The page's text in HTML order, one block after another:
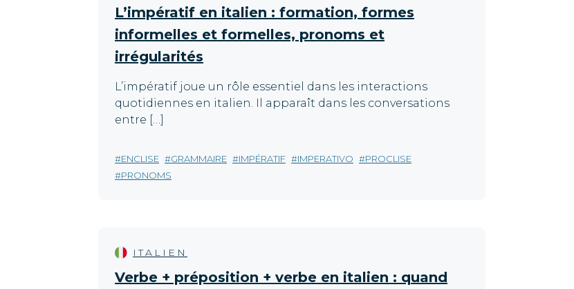
L’impératif en italien : formation, formes
informelles et formelles, pronoms et
irrégularités
L’impératif joue un rôle essentiel dans les interactions
quotidiennes en italien. Il apparaît dans les conversations
entre […]
ENCLISE GRAMMAIRE IMPÉRATIF IMPERATIVO
PROCLISE
PRONOMS
ITALIEN
Verbe + préposition + verbe en italien : quand